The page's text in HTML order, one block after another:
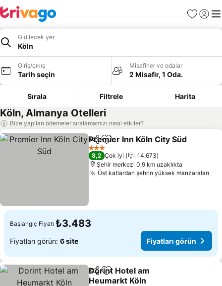
Favoriler
Giriş
Gidilecek yer
Köln
Giriş/çıkış
Tarih seçin
Misafirler ve odalar
2 Misafir, 1 Oda.
Sırala Filtrele Harita
Köln, Almanya Otelleri
Bize yapılan ödemeler sıralamamızı nasıl etkiler?
PaylaşFavorilerime ekle
Premier Inn Köln City Süd
3 Yıldız
8,2 Çok iyi
14.673
Şehir merkezi 0.9 km uzaklıkta
Üst katlardan şehrin yüksek manzaraları
Başlangıç Fiyatı ₺3.483
Fiyatları görün: 6 site Fiyatları görün
PaylaşFavorilerime ekle
Dorint Hotel am
Heumarkt Köln